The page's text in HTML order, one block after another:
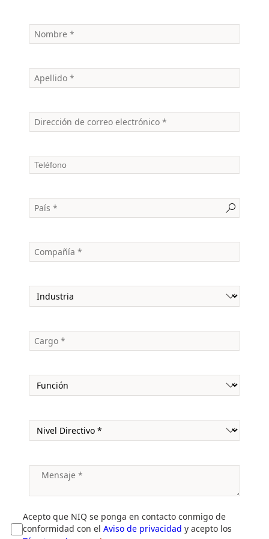
Acepto que NIQ se ponga en contacto conmigo de
conformidad con el Aviso de privacidad y acepto los